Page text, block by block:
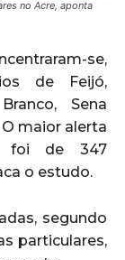
no Acre, aponta
se,
de Feijó,
Sena
O maior alerta
foi de 347
o estudo.
segundo
particulares,